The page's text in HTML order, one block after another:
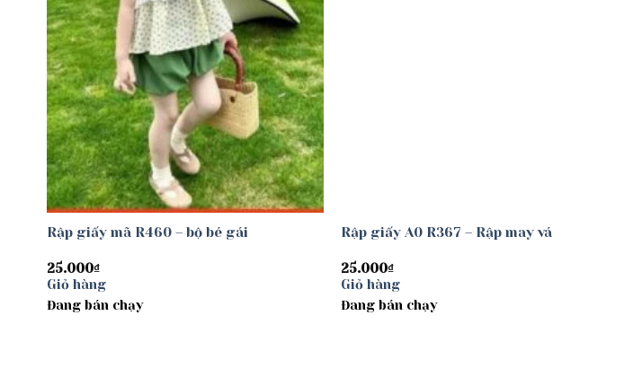
Rập giấy mã R460 – bộ bé gái
25.000₫
Giỏ hàng
Đang bán chạy
Rập giấy A0 R367 – Rập may vá
25.000₫
Giỏ hàng
Đang bán chạy